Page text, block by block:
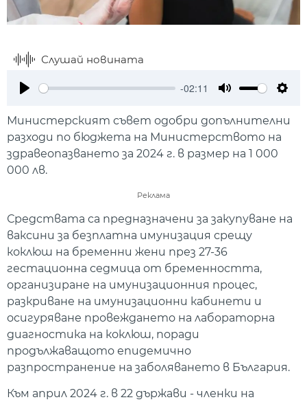
Слушай новината
-02:11
Министерският съвет одобри допълнителни
разходи по бюджета на Министерството на
здравеопазването за 2024 г. в размер на 1 000
000 лв.
Реклама
Средствата са предназначени за закупуване на
ваксини за безплатна имунизация срещу
коклюш на бременни жени през 27-36
гестационна седмица от бременността,
организиране на имунизационния процес,
разкриване на имунизационни кабинети и
осигуряване провеждането на лабораторна
диагностика на коклюш, поради
продължаващото епидемично
разпространение на заболяването в България.
Към април 2024 г. в 22 държави - членки на